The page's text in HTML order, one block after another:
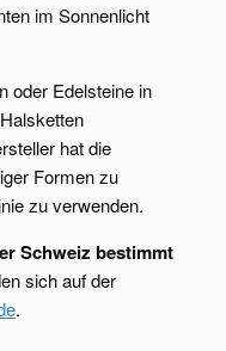
im Sonnenlicht
oder Edelsteine in
hat die
Formen zu
zu verwenden.
Schweiz bestimmt
sich auf der
.